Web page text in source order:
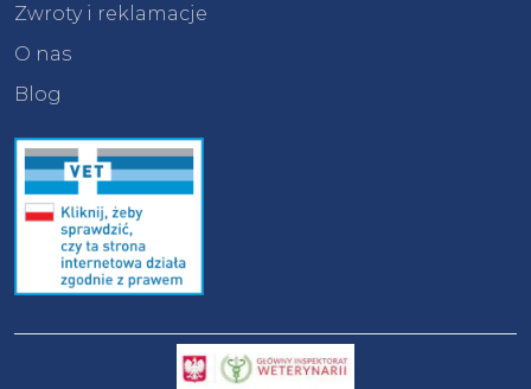
Zwroty i reklamacje
O nas
Blog